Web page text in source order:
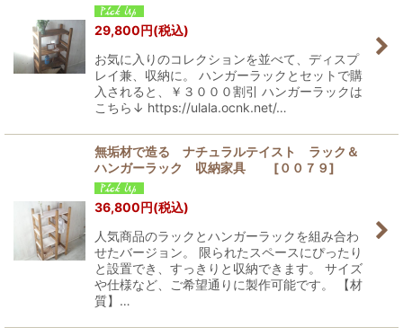
29,800円(税込)
お気に入りのコレクションを並べて、ディスプ
レイ兼、収納に。 ハンガーラックとセットで購
入されると、￥３０００割引 ハンガーラックは
こちら↓ https://ulala.ocnk.net/…
無垢材で造る ナチュラルテイスト ラック＆
ハンガーラック 収納家具
[００７９]
36,800円(税込)
人気商品のラックとハンガーラックを組み合わ
せたバージョン。 限られたスペースにぴったり
と設置でき、すっきりと収納できます。 サイズ
や仕様など、ご希望通りに製作可能です。 【材
質】…